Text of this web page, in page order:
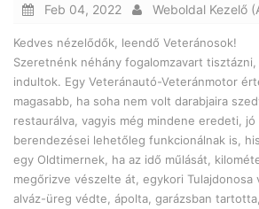
Feb 04, 2022 Weboldal Kezelő
Kedves nézelődők, leendő Veteránosok!
Szeretnénk néhány fogalomzavart
indultok. Egy Veteránautó-Veteránmotor
magasabb, ha soha nem volt darabjaira
restaurálva, vagyis még mindene eredeti, jó
berendezései lehetőleg funkcionálnak is,
egy Oldtimernek, ha az idő műlását,
megőrizve vészelte át, egykori Tulajdonosa
alváz-üreg védte, ápolta, garázsban